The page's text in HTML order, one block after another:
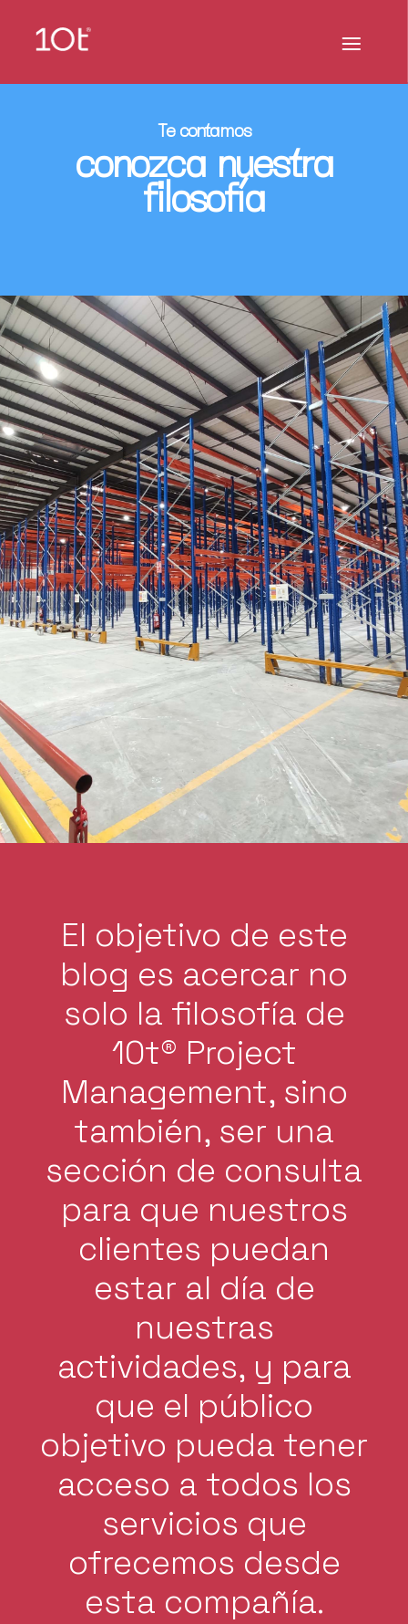
Te contamos
conozca nuestra
filosofía
El objetivo de este
blog es acercar no
solo la filosofía de
10t® Project
Management, sino
también, ser una
sección de consulta
para que nuestros
clientes puedan
estar al día de
nuestras
actividades, y para
que el público
objetivo pueda tener
acceso a todos los
servicios que
ofrecemos desde
esta compañía.